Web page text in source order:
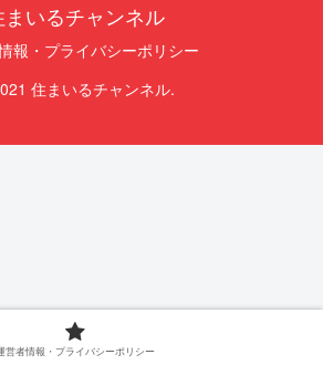
まいるチャンネル
報・プライバシーポリシー
住まいるチャンネル.
営者情報・プライバシーポリシー